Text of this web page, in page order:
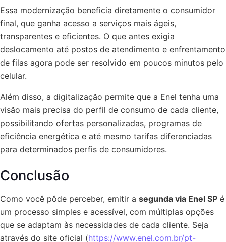
Essa modernização beneficia diretamente o consumidor
final, que ganha acesso a serviços mais ágeis,
transparentes e eficientes. O que antes exigia
deslocamento até postos de atendimento e enfrentamento
de filas agora pode ser resolvido em poucos minutos pelo
celular.
Além disso, a digitalização permite que a Enel tenha uma
visão mais precisa do perfil de consumo de cada cliente,
possibilitando ofertas personalizadas, programas de
eficiência energética e até mesmo tarifas diferenciadas
para determinados perfis de consumidores.
Conclusão
Como você pôde perceber, emitir a segunda via Enel SP é
um processo simples e acessível, com múltiplas opções
que se adaptam às necessidades de cada cliente. Seja
através do site oficial (https://www.enel.com.br/pt-